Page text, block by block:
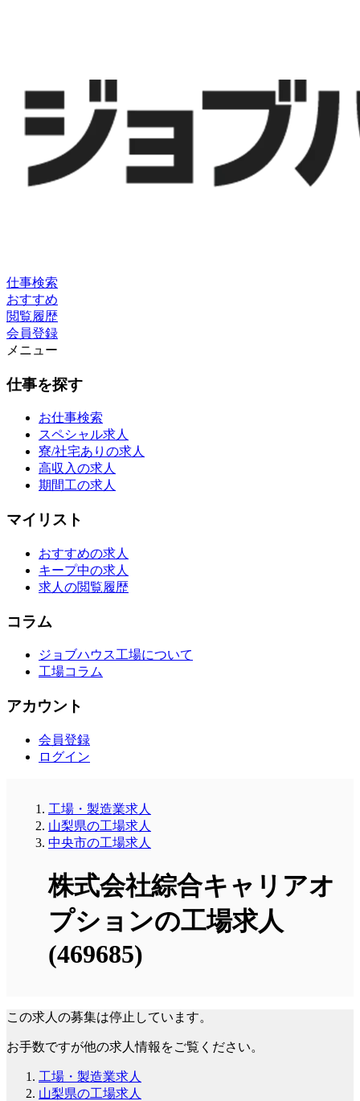
仕事検索
おすすめ
閲覧履歴
会員登録
メニュー
仕事を探す
お仕事検索
スペシャル求人
寮/社宅ありの求人
高収入の求人
期間工の求人
マイリスト
おすすめの求人
キープ中の求人
求人の閲覧履歴
コラム
ジョブハウス工場について
工場コラム
アカウント
会員登録
ログイン
工場・製造業求人
山梨県の工場求人
中央市の工場求人
株式会社綜合キャリアオ
プションの工場求人
(469685)
この求人の募集は停止しています。
お手数ですが他の求人情報をご覧ください。
工場・製造業求人
山梨県の工場求人